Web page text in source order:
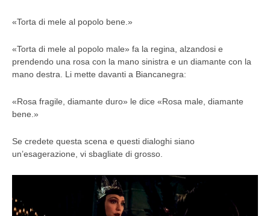
«Torta di mele al popolo bene.»
«Torta di mele al popolo male» fa la regina, alzandosi e
prendendo una rosa con la mano sinistra e un diamante con la
mano destra. Li mette davanti a Biancanegra:
«Rosa fragile, diamante duro» le dice «Rosa male, diamante
bene.»
Se credete questa scena e questi dialoghi siano
un’esagerazione, vi sbagliate di grosso.